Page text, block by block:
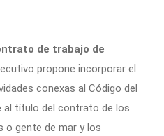
de trabajo de
propone incorporar el
conexas al Código del
al título del contrato de los
o gente de mar y los